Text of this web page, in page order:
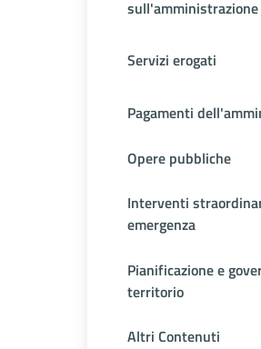
sull'amministrazione
Servizi erogati
Pagamenti
Opere pubbliche
Interventi
emergenza
Pianificazione e
territorio
Altri Contenuti